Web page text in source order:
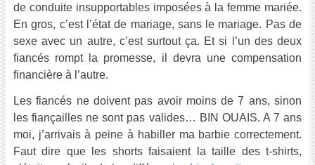
de conduite insupportables imposées à la femme mariée.
En gros, c’est l’état de mariage, sans le mariage. Pas de
sexe avec un autre, c’est surtout ça. Et si l’un des deux
fiancés rompt la promesse, il devra une compensation
financière à l’autre.
Les fiancés ne doivent pas avoir moins de 7 ans, sinon
les fiançailles ne sont pas valides… BIN OUAIS. A 7 ans
moi, j’arrivais à peine à habiller ma barbie correctement.
Faut dire que les shorts faisaient la taille des t-shirts,